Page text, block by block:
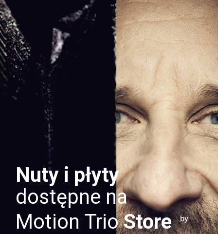
Nuty i płyty
dostępne na
Motion TrioStore by